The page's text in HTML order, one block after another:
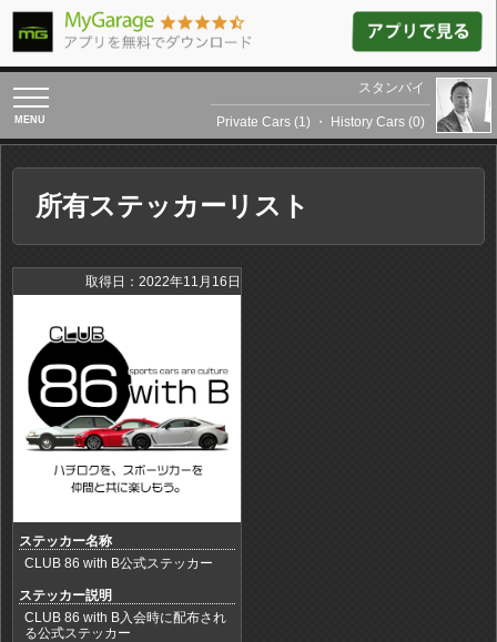
toggle
navigation
スタンバイ
Private Cars (1) ・ History Cars (0)
所有ステッカーリスト
取得日：2022年11月16日
ステッカー名称
CLUB 86 with B公式ステッカー
ステッカー説明
CLUB 86 with B入会時に配布され
る公式ステッカー